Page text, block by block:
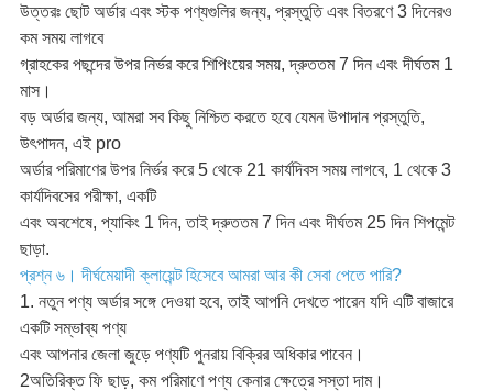
উত্তরঃ ছোট অর্ডার এবং স্টক পণ্যগুলির জন্য, প্রস্তুতি এবং বিতরণে 3 দিনেরও
কম সময় লাগবে
গ্রাহকের পছন্দের উপর নির্ভর করে শিপিংয়ের সময়, দ্রুততম 7 দিন এবং দীর্ঘতম 1
মাস।
বড় অর্ডার জন্য, আমরা সব কিছু নিশ্চিত করতে হবে যেমন উপাদান প্রস্তুতি,
উৎপাদন, এই pro
অর্ডার পরিমাণের উপর নির্ভর করে 5 থেকে 21 কার্যদিবস সময় লাগবে, 1 থেকে 3
কার্যদিবসের পরীক্ষা, একটি
এবং অবশেষে, প্যাকিং 1 দিন, তাই দ্রুততম 7 দিন এবং দীর্ঘতম 25 দিন শিপমেন্ট
ছাড়া.
প্রশ্ন ৬। দীর্ঘমেয়াদী ক্লায়েন্ট হিসেবে আমরা আর কী সেবা পেতে পারি?
1. নতুন পণ্য অর্ডার সঙ্গে দেওয়া হবে, তাই আপনি দেখতে পারেন যদি এটি বাজারে
একটি সম্ভাব্য পণ্য
এবং আপনার জেলা জুড়ে পণ্যটি পুনরায় বিক্রির অধিকার পাবেন।
2অতিরিক্ত ফি ছাড়, কম পরিমাণে পণ্য কেনার ক্ষেত্রে সস্তা দাম।